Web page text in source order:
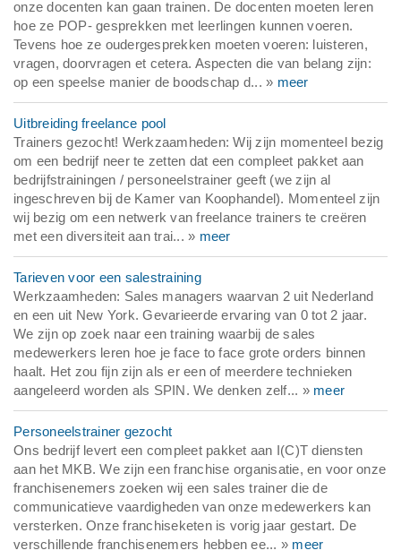
onze docenten kan gaan trainen. De docenten moeten leren
hoe ze POP- gesprekken met leerlingen kunnen voeren.
Tevens hoe ze oudergesprekken moeten voeren: luisteren,
vragen, doorvragen et cetera. Aspecten die van belang zijn:
op een speelse manier de boodschap d... » meer
Uitbreiding freelance pool
Trainers gezocht! Werkzaamheden: Wij zijn momenteel bezig
om een bedrijf neer te zetten dat een compleet pakket aan
bedrijfstrainingen / personeelstrainer geeft (we zijn al
ingeschreven bij de Kamer van Koophandel). Momenteel zijn
wij bezig om een netwerk van freelance trainers te creëren
met een diversiteit aan trai... » meer
Tarieven voor een salestraining
Werkzaamheden: Sales managers waarvan 2 uit Nederland
en een uit New York. Gevarieerde ervaring van 0 tot 2 jaar.
We zijn op zoek naar een training waarbij de sales
medewerkers leren hoe je face to face grote orders binnen
haalt. Het zou fijn zijn als er een of meerdere technieken
aangeleerd worden als SPIN. We denken zelf... » meer
Personeelstrainer gezocht
Ons bedrijf levert een compleet pakket aan I(C)T diensten
aan het MKB. We zijn een franchise organisatie, en voor onze
franchisenemers zoeken wij een sales trainer die de
communicatieve vaardigheden van onze medewerkers kan
versterken. Onze franchiseketen is vorig jaar gestart. De
verschillende franchisenemers hebben ee... » meer